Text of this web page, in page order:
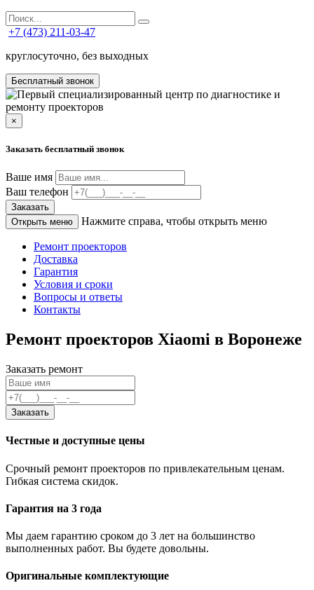
+7 (473) 211-03-47
круглосуточно, без выходных
Бесплатный звонок
×
Заказать бесплатный звонок
Ваше имя
Ваш телефон
Заказать
Открыть меню
Нажмите справа, чтобы открыть меню
Ремонт проекторов
Доставка
Гарантия
Условия и сроки
Вопросы и ответы
Контакты
Ремонт проекторов Xiaomi в Воронеже
Заказать ремонт
Заказать
Честные и доступные цены
Срочный ремонт проекторов по привлекательным ценам.
Гибкая система скидок.
Гарантия на 3 года
Мы даем гарантию сроком до 3 лет на большинство
выполненных работ. Вы будете довольны.
Оригинальные комплектующие